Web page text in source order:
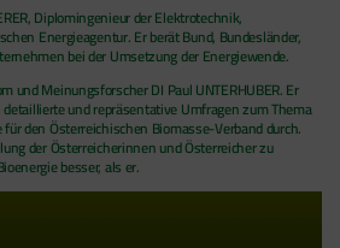
Diplomingenieur der Elektrotechnik,
Energieagentur. Er berät Bund, Bundesländer,
bei der Umsetzung der Energiewende.
und Meinungsforscher DI Paul UNTERHUBER. Er
und repräsentative Umfragen zum Thema
den Österreichischen Biomasse-Verband durch.
der Österreicherinnen und Österreicher zu
besser, als er.